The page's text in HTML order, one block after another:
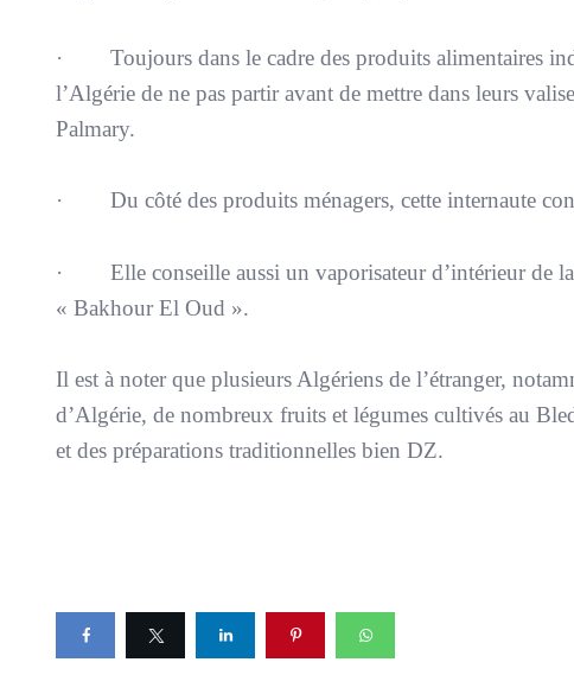
· Toujours dans le cadre des produits alimentaires
l’Algérie de ne pas partir avant de mettre dans leurs
Palmary.
· Du côté des produits ménagers, cette internaute
· Elle conseille aussi un vaporisateur d’intérieur de la
« Bakhour El Oud ».
Il est à noter que plusieurs Algériens de l’étranger,
d’Algérie, de nombreux fruits et légumes cultivés au
et des préparations traditionnelles bien DZ.